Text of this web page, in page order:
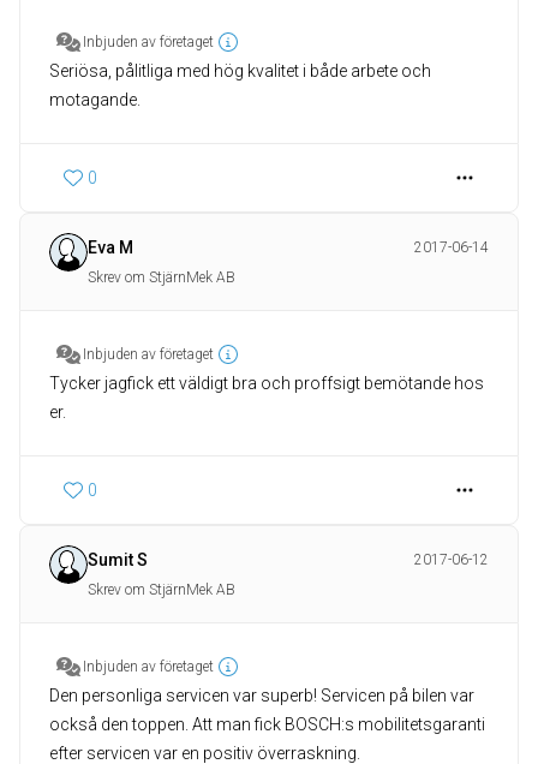
Inbjuden av företaget
Seriösa, pålitliga med hög kvalitet i både arbete och
motagande.
0
Eva M
2017-06-14
Skrev om StjärnMek AB
Inbjuden av företaget
Tycker jagfick ett väldigt bra och proffsigt bemötande hos
er.
0
Sumit S
2017-06-12
Skrev om StjärnMek AB
Inbjuden av företaget
Den personliga servicen var superb! Servicen på bilen var
också den toppen. Att man fick BOSCH:s mobilitetsgaranti
efter servicen var en positiv överraskning.